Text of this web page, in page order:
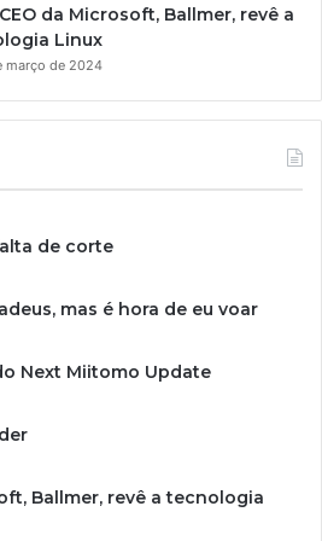
da Microsoft, Ballmer, revê a
Linux
março de 2024
de corte
mas é hora de eu voar
Next Miitomo Update
Ballmer, revê a tecnologia